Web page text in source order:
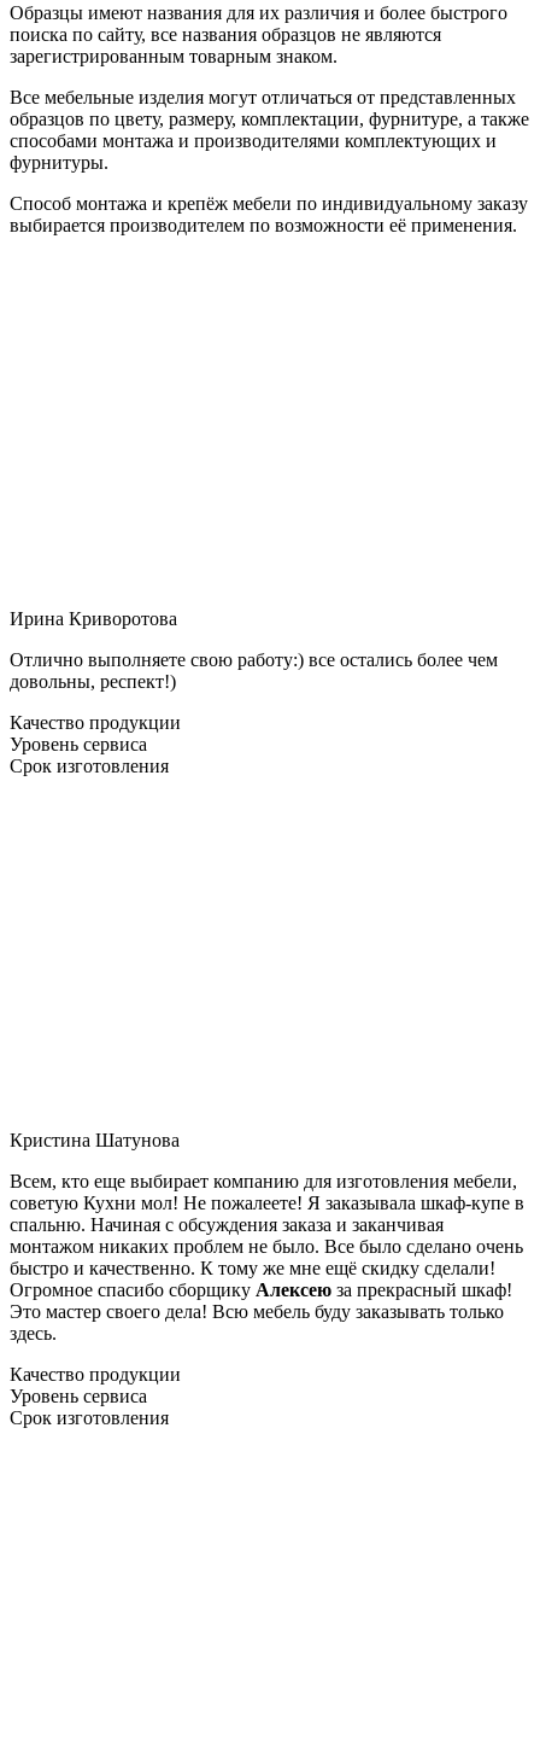
Образцы имеют названия для их различия и более быстрого
поиска по сайту, все названия образцов не являются
зарегистрированным товарным знаком.
Все мебельные изделия могут отличаться от представленных
образцов по цвету, размеру, комплектации, фурнитуре, а также
способами монтажа и производителями комплектующих и
фурнитуры.
Способ монтажа и крепёж мебели по индивидуальному заказу
выбирается производителем по возможности её применения.
Ирина Криворотова
Отлично выполняете свою работу:) все остались более чем
довольны, респект!)
Качество продукции
Уровень сервиса
Срок изготовления
Кристина Шатунова
Всем, кто еще выбирает компанию для изготовления мебели,
советую Кухни мол! Не пожалеете! Я заказывала шкаф-купе в
спальню. Начиная с обсуждения заказа и заканчивая
монтажом никаких проблем не было. Все было сделано очень
быстро и качественно. К тому же мне ещё скидку сделали!
Огромное спасибо сборщику Алексею за прекрасный шкаф!
Это мастер своего дела! Всю мебель буду заказывать только
здесь.
Качество продукции
Уровень сервиса
Срок изготовления